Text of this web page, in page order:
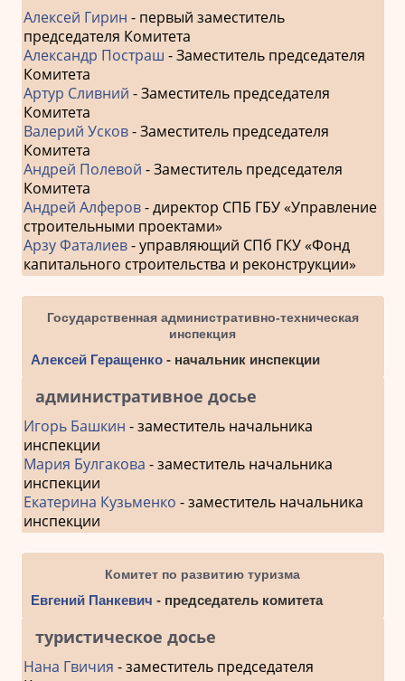
Алексей Гирин - первый заместитель
председателя Комитета
Александр Постраш - Заместитель председателя
Комитета
Артур Сливний - Заместитель председателя
Комитета
Валерий Усков- Заместитель председателя
Комитета
Андрей Полевой - Заместитель председателя
Комитета
Андрей Алферов- директор СПБ ГБУ «Управление
строительными проектами»
Арзу Фаталиев- управляющий СПб ГКУ «Фонд
капитального строительства и реконструкции»
Государственная административно-техническая
инспекция
Алексей Геращенко- начальник инспекции
административное досье
Игорь Башкин - заместитель начальника
инспекции
Мария Булгакова - заместитель начальника
инспекции
Екатерина Кузьменко - заместитель начальника
инспекции
Комитет по развитию туризма
Евгений Панкевич - председатель комитета
туристическое досье
Нана Гвичия - заместитель председателя